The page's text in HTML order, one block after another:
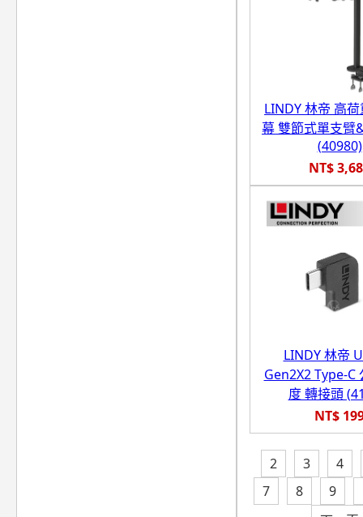
LINDY 林帝 高
幕 雙節式單支臂
(40980)
NT$
LINDY 林帝
Gen2X2 Type-C
度 轉接頭
NT$
2 3
4
7
8 9